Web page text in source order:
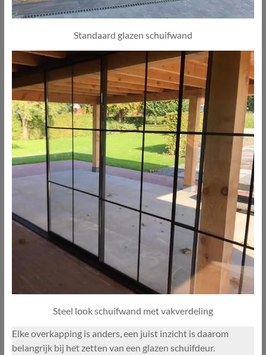
Standaard glazen schuifwand
Steel look schuifwand met vakverdeling
Elke overkapping is anders, een juist inzicht is daarom
belangrijk bij het zetten van een glazen schuifdeur.